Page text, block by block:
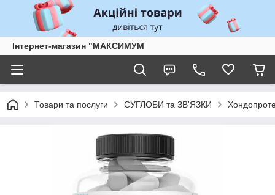
Інтернет-магазин "МАКСИМУМ
Товари та послуги СУГЛОБИ та ЗВ'ЯЗКИ